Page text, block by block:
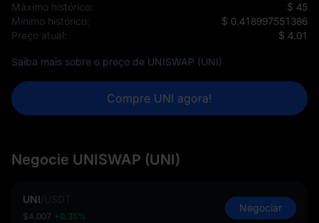
Máximo histórico:
$ 45
Mínimo histórico:
$ 0.418997551386
Preço atual:
$ 4.01
Saiba mais sobre o preço de UNISWAP (UNI)
Compre UNI agora!
Negocie UNISWAP (UNI)
UNI
$4.007 +0.35%
Negociar